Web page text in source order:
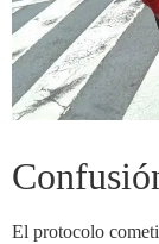
El protocolo